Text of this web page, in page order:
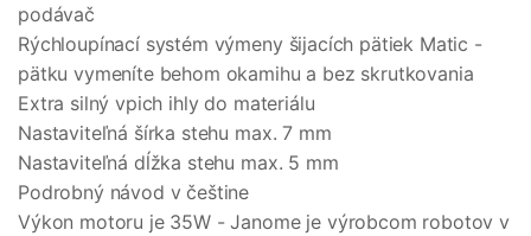
podávač
Rýchloupínací systém výmeny šijacích pätiek Matic -
pätku vymeníte behom okamihu a bez skrutkovania
Extra silný vpich ihly do materiálu
Nastaviteľná šírka stehu max. 7 mm
Nastaviteľná dĺžka stehu max. 5 mm
Podrobný návod v češtine
Výkon motoru je 35W - Janome je výrobcom robotov v